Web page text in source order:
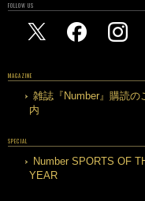
FOLLOW US
MAGAZINE
雑誌『Number』購読の
内
SPECIAL
Number SPORTS OF
YEAR